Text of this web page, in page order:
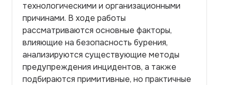
технологическими и организационными
причинами. В ходе работы
рассматриваются основные факторы,
влияющие на безопасность бурения,
анализируются существующие методы
предупреждения инцидентов, а также
подбираются примитивные, но практичные